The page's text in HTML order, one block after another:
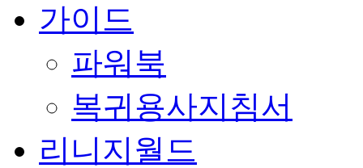
가이드
파워북
복귀용사지침서
리니지월드